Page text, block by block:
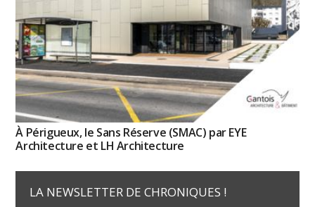
À Périgueux, le Sans Réserve (SMAC) par EYE
Architecture et LH Architecture
LA NEWSLETTER DE CHRONIQUES !